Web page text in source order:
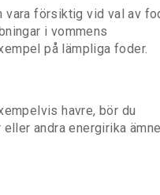
vara försiktig vid val av
i vommens
på lämpliga foder.
havre, bör du
andra energirika